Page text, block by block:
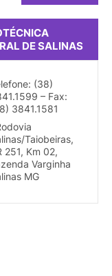
DE SALINAS
(38)
– Fax:
3841.1581
Taiobeiras,
251, Km 02,
Varginha
MG